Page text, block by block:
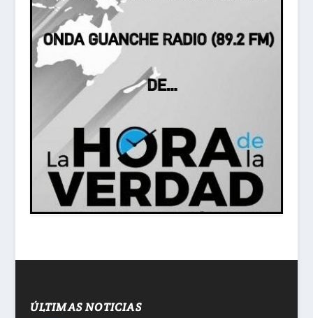
ÚLTIMAS NOTICIAS